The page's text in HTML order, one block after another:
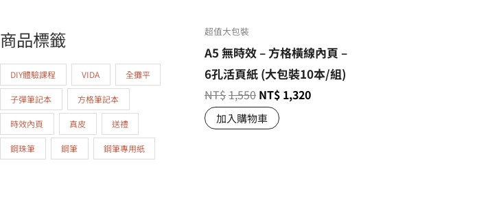
商品標籤
DIY體驗課程 VIDA 全攤平
子彈筆記本 方格筆記本
時效內頁 真皮 送禮
鋼珠筆 鋼筆 鋼筆專用紙
超值大包裝
A5 無時效 – 方格橫線內頁 –
6孔活頁紙 (大包裝10本/組)
NT$1,550 NT$ 1,320
加入購物車